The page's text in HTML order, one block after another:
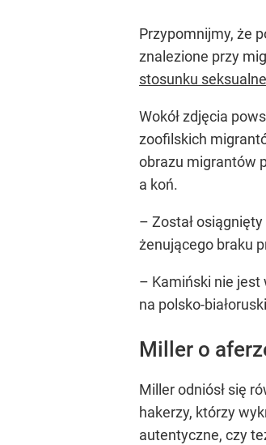
Przypomnijmy, że
znalezione przy
stosunku
Wokół zdjęcia
zoofilskich
obrazu migrantów
a koń.
– Został
żenującego braku
– Kamiński nie jest
na polsko-
Miller o
Miller odniósł się
hakerzy, którzy
autentyczne, czy